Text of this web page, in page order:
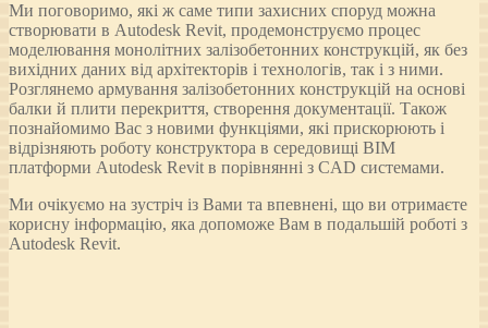
Ми поговоримо, які ж саме типи захисних споруд можна
створювати в Autodesk Revit, продемонструємо процес
моделювання монолітних залізобетонних конструкцій, як без
вихідних даних від архітекторів і технологів, так і з ними.
Розглянемо армування залізобетонних конструкцій на основі
балки й плити перекриття, створення документації. Також
познайомимо Вас з новими функціями, які прискорюють і
відрізняють роботу конструктора в середовищі BIM
платформи Autodesk Revit в порівнянні з CAD системами.
Ми очікуємо на зустріч із Вами та впевнені, що ви отримаєте
корисну інформацію, яка допоможе Вам в подальшій роботі з
Autodesk Revit.